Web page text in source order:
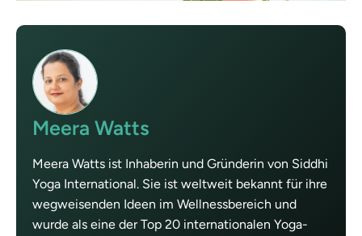
Meera Watts
Meera Watts ist Inhaberin und Gründerin von Siddhi
Yoga International. Sie ist weltweit bekannt für ihre
wegweisenden Ideen im Wellnessbereich und
wurde als eine der Top 20 internationalen Yoga-